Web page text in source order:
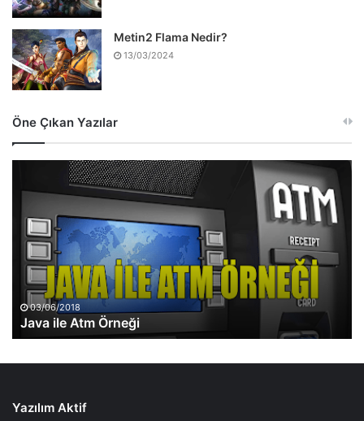
Metin2 Flama Nedir?
13/03/2024
Öne Çıkan Yazılar
Örneği
03/06/2018
Java ile Atm Örneği
Yazılım Aktif